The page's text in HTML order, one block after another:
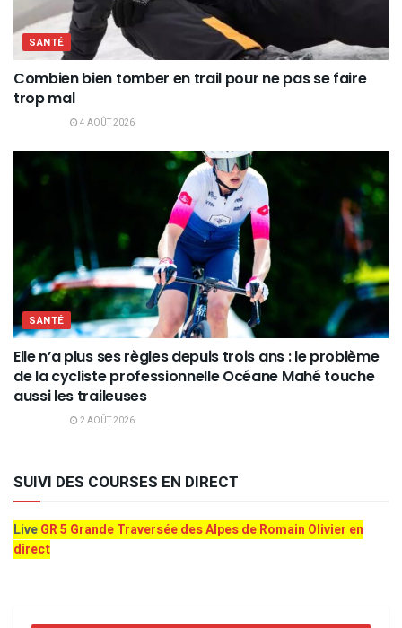
SANTÉ
Combien bien tomber en trail pour ne pas se faire
trop mal
4 AOÛT 2026
SANTÉ
Elle n’a plus ses règles depuis trois ans : le problème
de la cycliste professionnelle Océane Mahé touche
aussi les traileuses
2 AOÛT 2026
SUIVI DES COURSES EN DIRECT
LiveGR 5 Grande Traversée des Alpes de Romain Olivier en
direct